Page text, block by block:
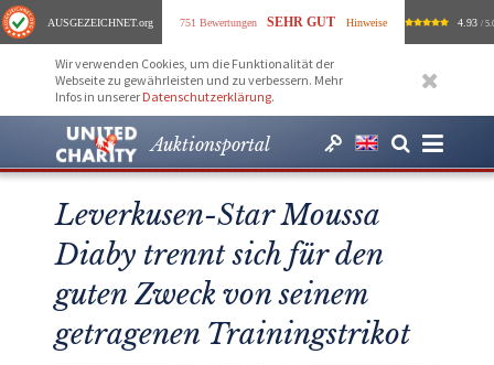
AUSGEZEICHNET.org 751 Bewertungen SEHR GUT Hinweise 4.93 /
Wir verwenden Cookies, um die Funktionalität der
Webseite zu gewährleisten und zu verbessern. Mehr
Infos in unserer Datenschutzerklärung.
Auktionsportal
Leverkusen-Star Moussa
Diaby trennt sich für den
guten Zweck von seinem
getragenen Trainingstrikot